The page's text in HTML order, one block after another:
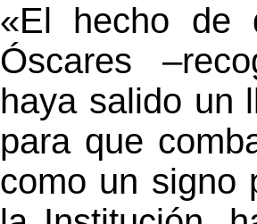
«El hecho de
Óscares
haya salido un
para que
como un signo